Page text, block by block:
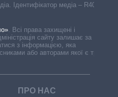
Ідентифікатор медіа – R40-
. Всі права захищені і
сайту залишає за
з інформацією, яка
або авторами якої є треті
ПРО НАС